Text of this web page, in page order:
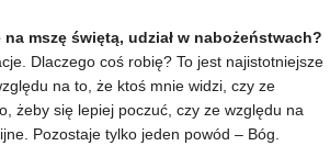
mszę świętą, udział w nabożeństwach?
Dlaczego coś robię? To jest najistotniejsze
na to, że ktoś mnie widzi, czy ze
żeby się lepiej poczuć, czy ze względu na
Pozostaje tylko jeden powód – Bóg.